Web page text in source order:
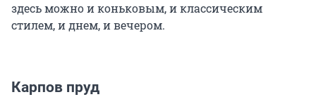
здесь можно и коньковым, и классическим
стилем, и днем, и вечером.
Карпов пруд